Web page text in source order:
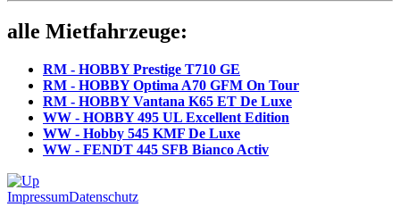
alle Mietfahrzeuge:
RM - HOBBY Prestige T710 GE
RM - HOBBY Optima A70 GFM On Tour
RM - HOBBY Vantana K65 ET De Luxe
WW - HOBBY 495 UL Excellent Edition
WW - Hobby 545 KMF De Luxe
WW - FENDT 445 SFB Bianco Activ
ImpressumDatenschutz